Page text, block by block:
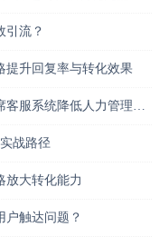
引流？
提升回复率与转化效果
系统降低人力管理成本
战路径
放大转化能力
户触达问题？